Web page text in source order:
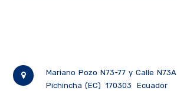
Mariano Pozo N73-77 y Calle N73A
Pichincha (EC)
170303 Ecuador